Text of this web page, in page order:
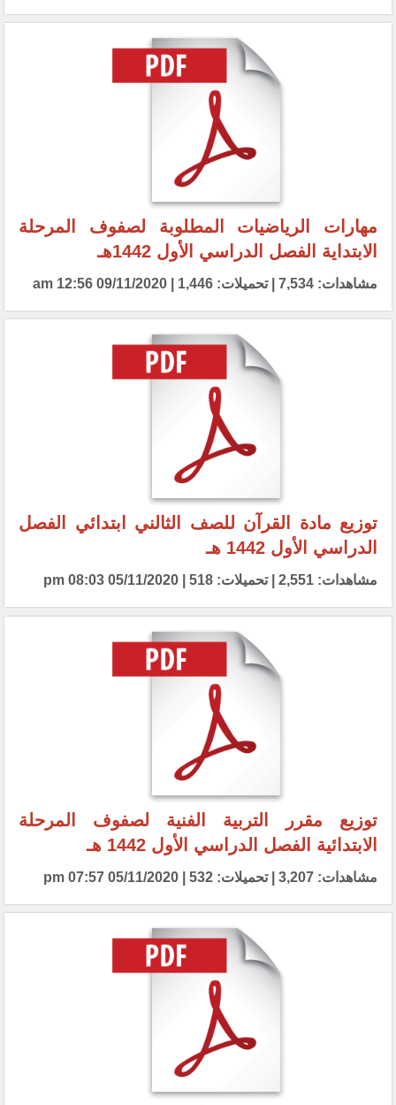
مهارات الرياضيات المطلوبة لصفوف المرحلة
الابتداية الفصل الدراسي الأول 1442هـ
مشاهدات: 7,534 | تحميلات: 1,446 | 09/11/2020 12:56 am
توزيع مادة القرآن للصف الثالني ابتدائي الفصل
الدراسي الأول 1442 هـ
مشاهدات: 2,551 | تحميلات: 518 | 05/11/2020 08:03 pm
توزيع مقرر التربية الفنية لصفوف المرحلة
الابتدائية الفصل الدراسي الأول 1442 هـ
مشاهدات: 3,207 | تحميلات: 532 | 05/11/2020 07:57 pm